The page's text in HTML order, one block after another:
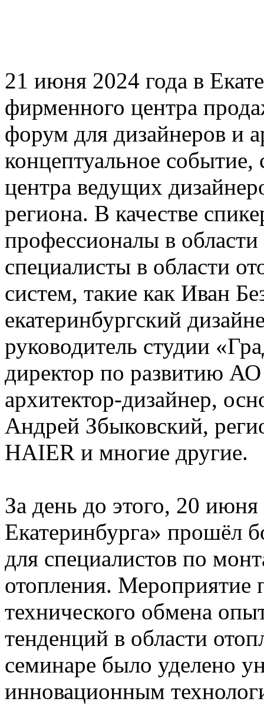
21 июня 2024 года в
фирменного центра
форум для дизайнеров и
концептуальное
центра ведущих
региона. В качестве
профессионалы в
специалисты в области
систем, такие как Иван
екатеринбургский
руководитель студии
директор по развитию
архитектор-дизайнер,
Андрей Збыковский,
HAIER и многие другие.
За день до этого, 20
Екатеринбурга» прошёл
для специалистов по
отопления. Мероприятие
технического обмена
тенденций в области
семинаре было уделено
инновационным